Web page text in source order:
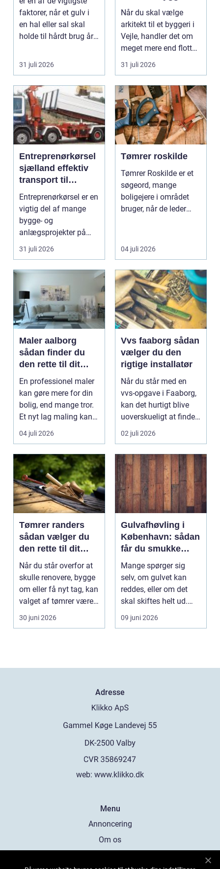
faktorer, når et gulv i
en hal eller sal skal
holde til hårdt brug år
31 juli 2026
Når du skal vælge
arkitekt til et byggeri i
Vejle, handler det om
meget mere end flotte
streger på p...
31 juli 2026
Entreprenørkørsel
sjælland effektiv
transport til
bygge- og
anlægsopgaver
Entreprenørkørsel er en
vigtig del af mange
bygge- og
anlægsprojekter på
Sjælland. Uden sikker
og ef...
31 juli 2026
Tømrer roskilde
Tømrer Roskilde er et
søgeord, mange
boligejere i området
bruger, når de leder
04 juli 2026
Maler aalborg
sådan finder du
den rette til dit
malerprojekt
En professionel maler
kan gøre mere for din
bolig, end mange tror.
Et nyt lag maling kan
lysne mørke...
04 juli 2026
Vvs faaborg sådan
vælger du den
rigtige installatør
Når du står med en
vvs-opgave i Faaborg,
kan det hurtigt blive
uoverskueligt at finde
ud af, hvem du...
02 juli 2026
Tømrer randers
sådan vælger du
den rette til dit
byggeprojekt
Når du står overfor at
skulle renovere, bygge
om eller få nyt tag, kan
valget af tømrer være
afgøren...
30 juni 2026
Gulvafhøvling i
København: sådan
får du smukke
trægulve igen
Mange spørger sig
selv, om gulvet kan
reddes, eller om det
skal skiftes helt ud.
Svaret er of...
09 juni 2026
Adresse
web: www.klikko.dk
Menu
Annoncering
Om os